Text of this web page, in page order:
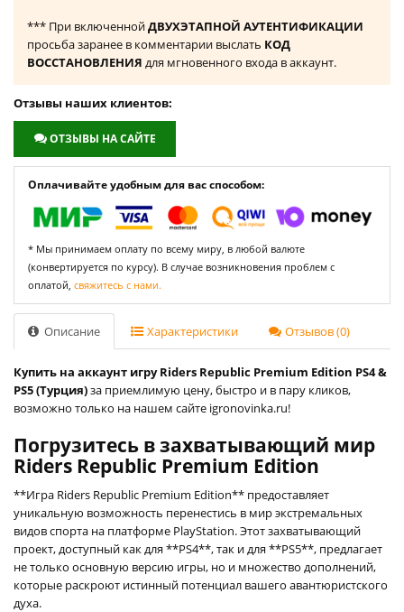
*** При включеннойДВУХЭТАПНОЙ АУТЕНТИФИКАЦИИ
просьба заранее в комментарии выслать КОД
ВОССТАНОВЛЕНИЯ для мгновенного входа в аккаунт.
Отзывы наших клиентов:
ОТЗЫВЫ НА САЙТЕ
Оплачивайте удобным для вас способом:
* Мы принимаем оплату по всему миру, в любой валюте
(конвертируется по курсу). В случае возникновения проблем с
оплатой, свяжитесь с нами.
Описание Характеристики Отзывов (0)
Купить на аккаунт игру Riders Republic Premium Edition PS4 &
PS5 (Турция)за приемлимую цену, быстро и в пару кликов,
возможно только на нашем сайте igronovinka.ru!
Погрузитесь в захватывающий мир
Riders Republic Premium Edition
**Игра Riders Republic Premium Edition** предоставляет
уникальную возможность перенестись в мир экстремальных
видов спорта на платформе PlayStation. Этот захватывающий
проект, доступный как для **PS4**, так и для **PS5**, предлагает
не только основную версию игры, но и множество дополнений,
которые раскроют истинный потенциал вашего авантюристского
духа.